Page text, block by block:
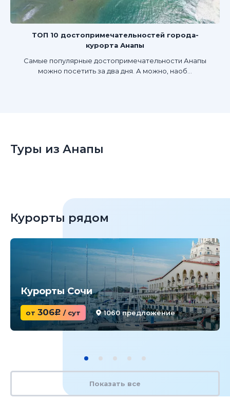
ТОП 10 достопримечательностей города-
курорта Анапы
Самые популярные достопримечательности Анапы
можно посетить за два дня. А можно, наоб...
Туры из Анапы
Курорты рядом
Курорты Сочи
от 306c / сут 1060 предложение
Показать все